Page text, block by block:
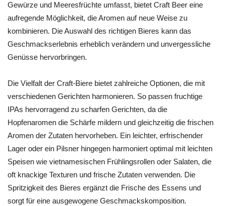
Gewürze und Meeresfrüchte umfasst, bietet Craft Beer eine
aufregende Möglichkeit, die Aromen auf neue Weise zu
kombinieren. Die Auswahl des richtigen Bieres kann das
Geschmackserlebnis erheblich verändern und unvergessliche
Genüsse hervorbringen.
Die Vielfalt der Craft-Biere bietet zahlreiche Optionen, die mit
verschiedenen Gerichten harmonieren. So passen fruchtige
IPAs hervorragend zu scharfen Gerichten, da die
Hopfenaromen die Schärfe mildern und gleichzeitig die frischen
Aromen der Zutaten hervorheben. Ein leichter, erfrischender
Lager oder ein Pilsner hingegen harmoniert optimal mit leichten
Speisen wie vietnamesischen Frühlingsrollen oder Salaten, die
oft knackige Texturen und frische Zutaten verwenden. Die
Spritzigkeit des Bieres ergänzt die Frische des Essens und
sorgt für eine ausgewogene Geschmackskomposition.